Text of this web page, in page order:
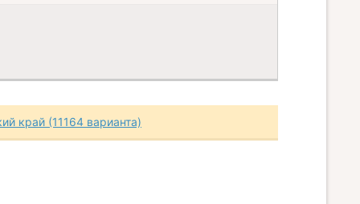
край (11164 варианта)